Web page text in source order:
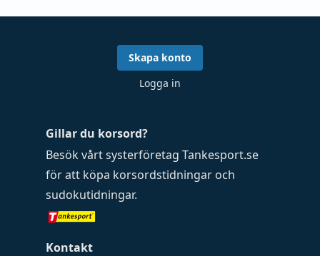
Gillar du korsord?
Besök vårt systerföretag Tankesport.se
för att köpa korsordstidningar och
sudokutidningar.
Kontakt
Skapa konto
Logga in